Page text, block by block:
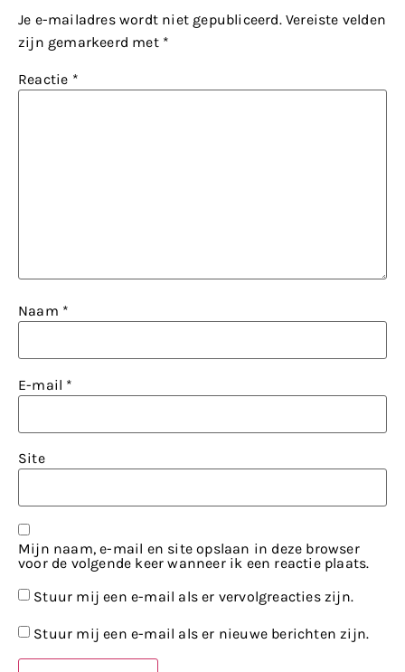
Je e-mailadres wordt niet gepubliceerd. Vereiste velden
zijn gemarkeerd met *
Reactie *
Naam *
E-mail *
Site
Mijn naam, e-mail en site opslaan in deze browser
voor de volgende keer wanneer ik een reactie plaats.
Stuur mij een e-mail als er vervolgreacties zijn.
Stuur mij een e-mail als er nieuwe berichten zijn.